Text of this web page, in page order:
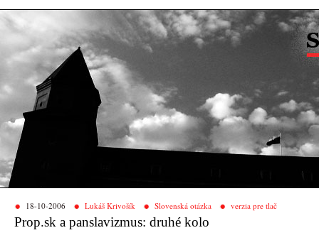
18-10-2006 Lukáš Krivošík Slovenská otázka verzia pre tlač
Prop.sk a panslavizmus: druhé kolo